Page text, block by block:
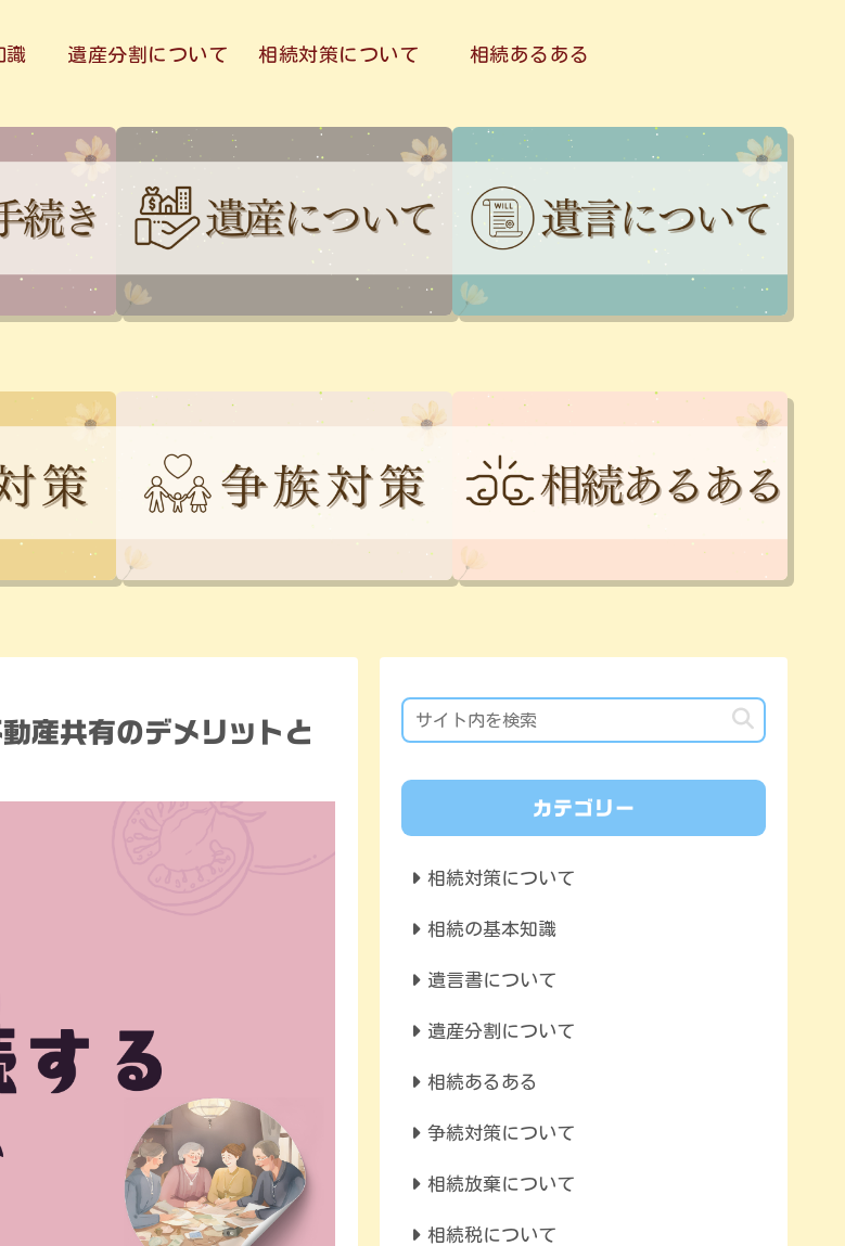
識 遺産分割について 相続対策について 相続あるある
産共有のデメリットと
カテゴリー
相続対策について
相続の基本知識
遺言書について
遺産分割について
相続あるある
争続対策について
相続放棄について
相続税について